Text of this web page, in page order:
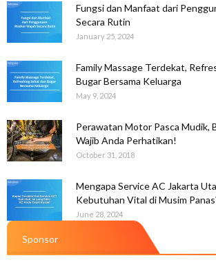
Fungsi dan Manfaat dari
Secara Rutin
January 25, 2024
Family Massage Terdekat,
Bugar Bersama Keluarga
May 9, 2024
Perawatan Motor Pasca Mudik,
Wajib Anda Perhatikan!
October 31, 2018
Mengapa Service AC Jakarta
Kebutuhan Vital di Musim
June 28, 2024
Sponsor